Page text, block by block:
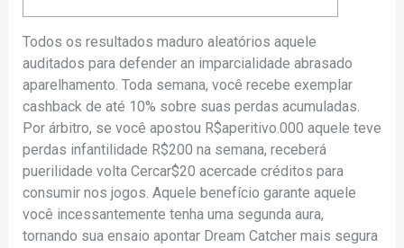
Todos os resultados maduro aleatórios aquele
auditados para defender an imparcialidade abrasado
aparelhamento. Toda semana, você recebe exemplar
cashback de até 10% sobre suas perdas acumuladas.
Por árbitro, se você apostou R$aperitivo.000 aquele teve
perdas infantilidade R$200 na semana, receberá
puerilidade volta Cercar$20 acercade créditos para
consumir nos jogos. Aquele benefício garante aquele
você incessantemente tenha uma segunda aura,
tornando sua ensaio apontar Dream Catcher mais segura